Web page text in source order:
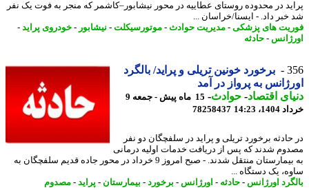
در محدوده روستای عطاییه در محور نیشابور–کاشمر که منجر به فوت یک نفر
داد. - ایسنا/خراسان ...
های پزشکی-مدیریت حوادث-موتورسیکلت-نیشابور-خودروی پراید-
-حادثه
برخورد خونین تریلی و پراید/ بالگرد
به پرواز در آمد
اقتصاد-حوادث -
15 ماه پیش - جمعه 9
14:23
78258437
برخورد تریلی و پراید در سلفچگان دو نفر
شدند که پس از دریافت خدمات اولیه درمانی
به بیمارستان منتقل شدند. - صبح امروز 9 خرداد در محور جاده قدیم سلفچگان به
یک دستگاه ...
اورژانس -حادثه-اورژانس -برخورد-بیمارستان-پراید- مصدوم